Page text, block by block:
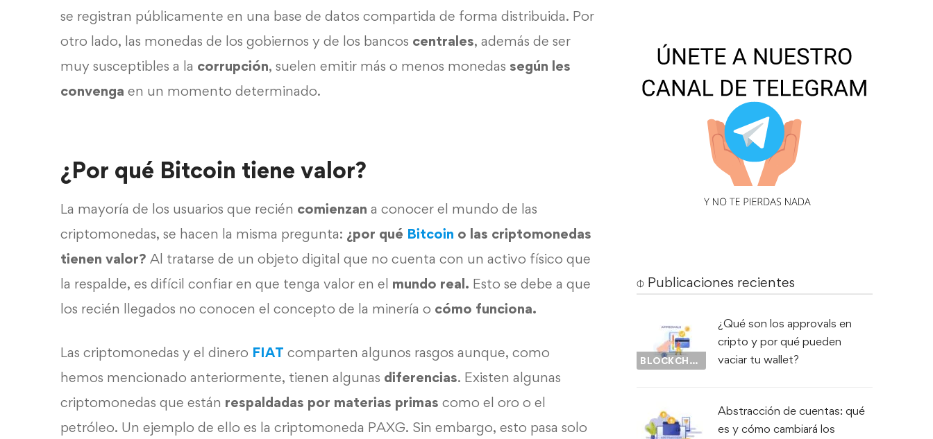
se registran públicamente en una base de datos compartida de forma distribuida. Por
otro lado, las monedas de los gobiernos y de los bancos centrales, además de ser
muy susceptibles a la corrupción, suelen emitir más o menos monedas según les
convenga en un momento determinado.
¿Por qué Bitcoin tiene valor?
La mayoría de los usuarios que recién comienzan a conocer el mundo de las
criptomonedas, se hacen la misma pregunta: ¿por qué Bitcoin o las criptomonedas
tienen valor? Al tratarse de un objeto digital que no cuenta con un activo físico que
la respalde, es difícil confiar en que tenga valor en el mundo real. Esto se debe a que
los recién llegados no conocen el concepto de la minería o cómo funciona.
Las criptomonedas y el dinero FIAT comparten algunos rasgos aunque, como
hemos mencionado anteriormente, tienen algunas diferencias. Existen algunas
criptomonedas que están respaldadas por materias primas como el oro o el
petróleo. Un ejemplo de ello es la criptomoneda PAXG. Sin embargo, esto pasa solo
⌽ Publicaciones recientes
BLOCKCHAIN
¿Qué son los approvals en
cripto y por qué pueden
vaciar tu wallet?
Abstracción de cuentas: qué
es y cómo cambiará los